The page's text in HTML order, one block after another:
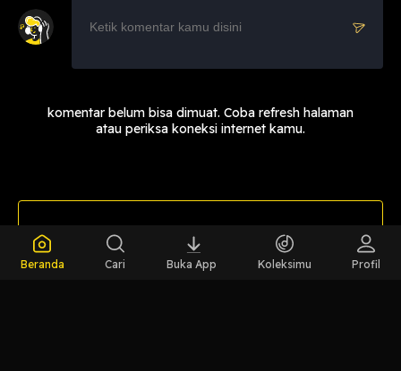
komentar belum bisa dimuat. Coba refresh halaman
atau periksa koneksi internet kamu.
LIHAT EPISODE LAIN
Beranda
Cari Buka App Koleksimu Profil